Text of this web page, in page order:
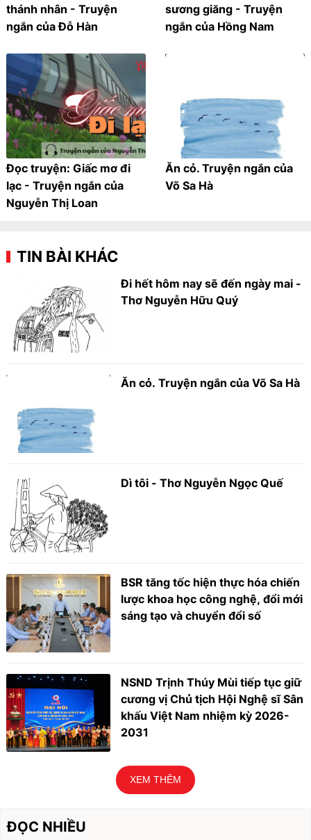
thánh nhân - Truyện
ngắn của Đỗ Hàn
sương giăng - Truyện
ngắn của Hồng Nam
Đọc truyện: Giấc mơ đi
lạc - Truyện ngắn của
Nguyễn Thị Loan
Ăn cỏ. Truyện ngắn của
Võ Sa Hà
TIN BÀI KHÁC
Đi hết hôm nay sẽ đến ngày mai -
Thơ Nguyễn Hữu Quý
Ăn cỏ. Truyện ngắn của Võ Sa Hà
Dì tôi - Thơ Nguyễn Ngọc Quế
BSR tăng tốc hiện thực hóa chiến
lược khoa học công nghệ, đổi mới
sáng tạo và chuyển đổi số
NSND Trịnh Thúy Mùi tiếp tục giữ
cương vị Chủ tịch Hội Nghệ sĩ Sân
khấu Việt Nam nhiệm kỳ 2026-
2031
XEM THÊM
ĐỌC NHIỀU